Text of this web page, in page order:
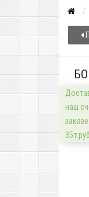
наш
35т.руб